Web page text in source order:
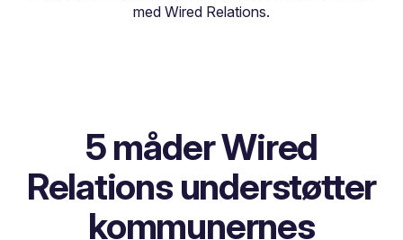
med Wired Relations.
5 måder Wired
Relations understøtter
kommunernes